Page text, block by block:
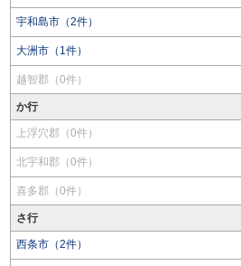
宇和島市（2件）
大洲市（1件）
越智郡（0件）
か行
上浮穴郡（0件）
北宇和郡（0件）
喜多郡（0件）
さ行
西条市（2件）